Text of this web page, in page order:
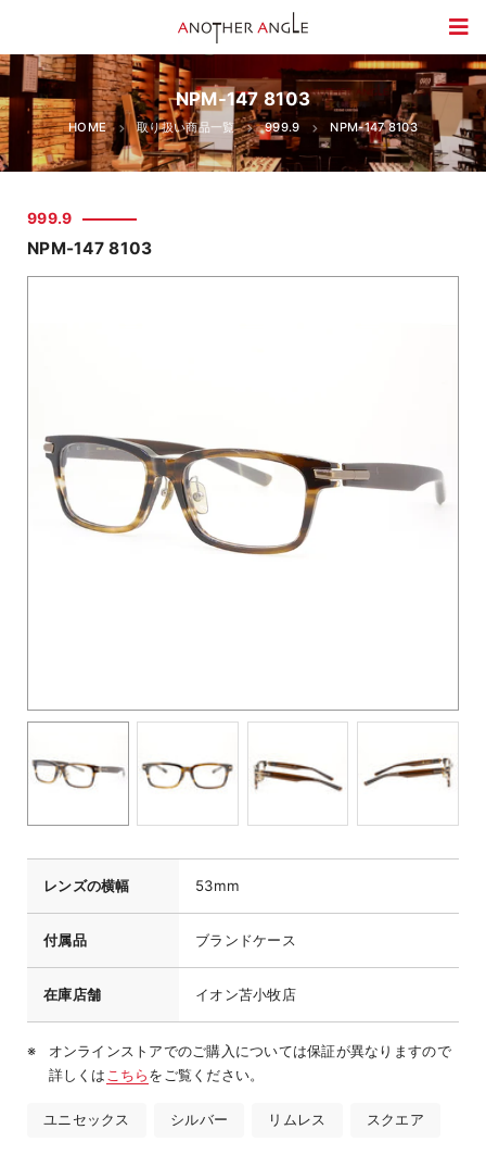
NPM-147 8103
HOME 取り扱い商品一覧 999.9 NPM-147 8103
999.9
NPM-147 8103
レンズの横幅 53mm
付属品 ブランドケース
在庫店舗 イオン苫小牧店
オンラインストアでのご購入については保証が異なりますので
詳しくは こちらをご覧ください。
ユニセックス シルバー リムレス スクエア